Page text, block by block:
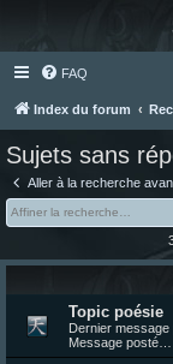
FAQ
Index du forum
Sujets sans
Aller à la recherche
Topic poésie
Dernier message
Message posté…